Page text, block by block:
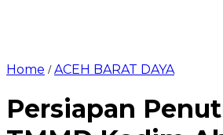
Home /ACEH BARAT DAYA
Persiapan